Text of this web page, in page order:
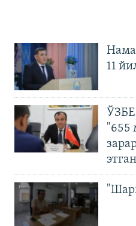
11
"655